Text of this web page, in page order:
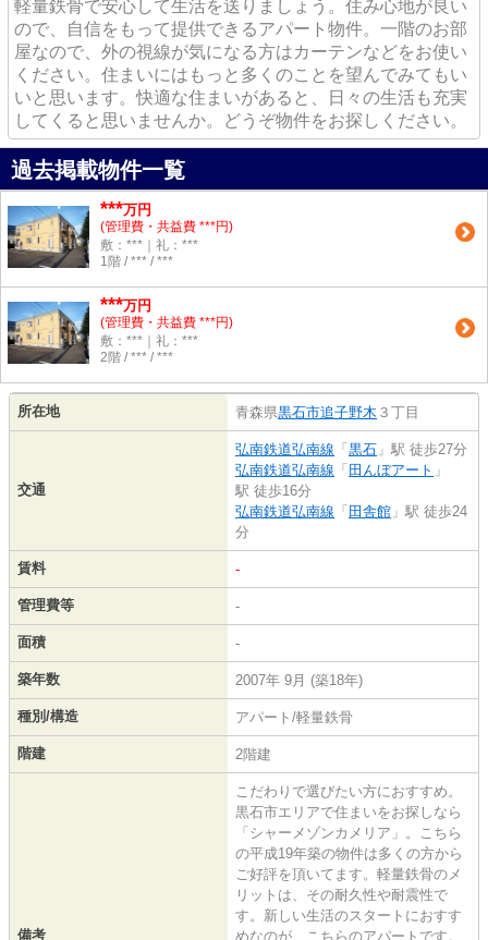
軽量鉄骨で安心して生活を送りましょう。住み心地が良い
ので、自信をもって提供できるアパート物件。一階のお部
屋なので、外の視線が気になる方はカーテンなどをお使い
ください。住まいにはもっと多くのことを望んでみてもい
いと思います。快適な住まいがあると、日々の生活も充実
してくると思いませんか。どうぞ物件をお探しください。
過去掲載物件一覧
***万円
(管理費・共益費 ***円)
敷：***｜礼：***
1階 / *** / ***
***万円
(管理費・共益費 ***円)
敷：***｜礼：***
2階 / *** / ***
所在地 青森県黒石市追子野木 ３丁目
交通
弘南鉄道弘南線 「 黒石 」駅 徒歩27分
弘南鉄道弘南線 「 田んぼアート 」
駅 徒歩16分
弘南鉄道弘南線 「 田舎館 」駅 徒歩24
分
賃料 -
管理費等 -
面積 -
築年数 2007年 9月 (築18年)
種別/構造 アパート/軽量鉄骨
階建 2階建
備考
こだわりで選びたい方におすすめ。
黒石市エリアで住まいをお探しなら
「シャーメゾンカメリア」。こちら
の平成19年築の物件は多くの方から
ご好評を頂いてます。軽量鉄骨のメ
リットは、その耐久性や耐震性で
す。新しい生活のスタートにおすす
めなのが、こちらのアパートです。